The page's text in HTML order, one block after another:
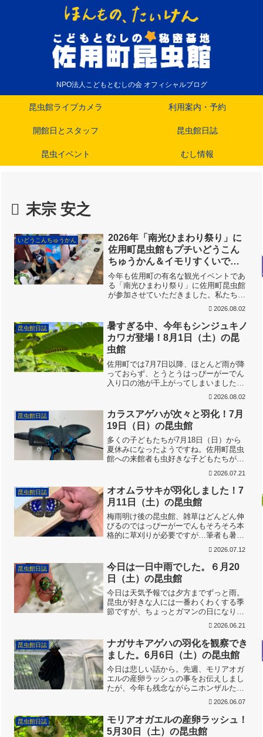
NPO法人こどもとむしの会 オフィシャルブログ
昆虫館ライブカメラ 利用案内・予約
開館日とスタッフ 昆虫館日誌
昆虫イベント むし情報
末宗 安之
いどうこんちゅうかん
2026年「南光ひまわり祭り」に
佐用町昆虫館もプチいどうこん
ちゅうかん＆イモリすくいで参
加しました。
今年も佐用町の有名な観光イベントであ
る「南光ひまわり祭り」に佐用町昆虫館
が参加させていただきました。私たちは
が、スタッフも美味しい地元の食材の買
い物を楽しみにしています。ひまわりド
ーム横のケヤキ並木の木陰...
2026.08.02
昆虫館日誌
暑すぎる中、今年もシンジュキノ
カワガ登場！8月1日（土）の昆
虫館
佐用町では7月7日以降、ほとんど雨が降
っておらず、とうとうはっぴーがーでん
入り口の池が干上がってしまいました。
す。オタマジャクシは大部分足が生えて
上陸しましたがヤゴ達の今後が心配で
す・・・。はっぴーがーでん...
2026.08.02
昆虫館日誌
カラスアゲハが次々と羽化！7月
19日（日）の昆虫館
多くの子どもたちが7月18日（日）から
夏休みになったようですね。佐用町昆虫
館への来館者も虫好きな子どもたちが多
さが心配ですが、ちょっとだけ（？）涼
しい佐用町昆虫館。ラボに展示している
カラスアゲハのサナギが...
2026.07.21
昆虫館日誌
オオムラサキが羽化しました！7
月11日（土）の昆虫館
梅雨明け後の昆虫館、雑草はどんどん伸
びるのではっぴーがーでんもそろそろ本
格的に草刈りが必要ですが…筆者も暑さ
り・・・。いつの間にかジャノメチョウ
が最盛期です。大きなメスも飛び出しま
す。昆虫館の開館準備を岡田...
2026.07.12
昆虫館日誌
今日は一日中雨でした。６月20
日（土）の昆虫館
今日は天気予報では夕方までずっと雨。
昆虫が好きな人には一番わくわくする季
節ですが、ちょっとガマンの日になりま
すね。先週、サルの食害から守っていた
モリアオガエルの卵塊から幼生が孵化し
たようなので、用水路にリリースしまし
た。最初からイモリに襲わ...
2026.06.21
昆虫館日誌
ナガサキアゲハの羽化を観察でき
ました。6月6日（土）の昆虫館
今日は悲しい話から。先週、モリアオガ
エルの産卵ラッシュの事をお伝えしまし
たが、今年も残念ながらニホンザルたち
に多くの卵塊を食べられてしまいまし
た。他の地域のニホンザルには同様にモ
リアオガエルの卵塊を食べる習性がある
のか、気になってきました。...
2026.06.07
昆虫館日誌
モリアオガエルの産卵ラッシュ！
5月30日（土）の昆虫館